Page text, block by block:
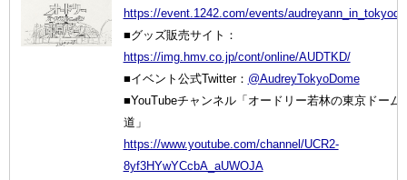
https://event.1242.com/events/
■グッズ販売サイト：
https://img.hmv.co.jp/cont/online/AUDTKD/
■イベント公式Twitter： @AudreyTokyoDome
■YouTubeチャンネル「オードリー若林の東京ドーム
道」
https://www.youtube.com/channel/UCR2-
8yf3HYwYCcbA_aUWOJA